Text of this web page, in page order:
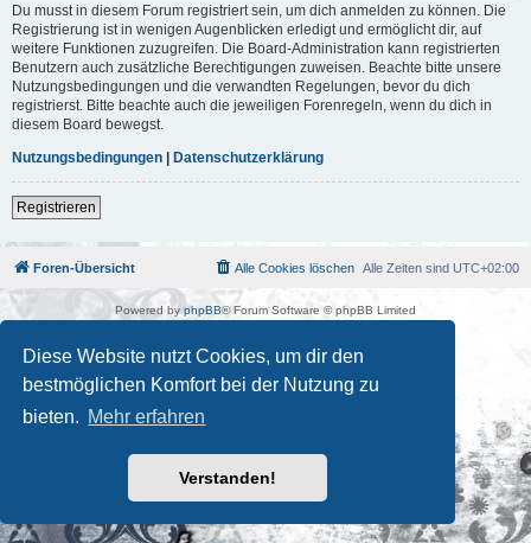
Diese Website nutzt Cookies, um dir den
bestmöglichen Komfort bei der Nutzung zu
bieten. Mehr erfahren
Verstanden!
Du musst in diesem Forum registriert sein, um dich anmelden zu können. Die
Registrierung ist in wenigen Augenblicken erledigt und ermöglicht dir, auf
weitere Funktionen zuzugreifen. Die Board-Administration kann registrierten
Benutzern auch zusätzliche Berechtigungen zuweisen. Beachte bitte unsere
Nutzungsbedingungen und die verwandten Regelungen, bevor du dich
registrierst. Bitte beachte auch die jeweiligen Forenregeln, wenn du dich in
diesem Board bewegst.
Nutzungsbedingungen | Datenschutzerklärung
Registrieren
Foren-Übersicht Alle Zeiten sind UTC+02:00
Alle Cookies löschen
Powered by phpBB® Forum Software © phpBB Limited
Kulturkosmos Müritz e.V|Fusion Festival|Mastodon